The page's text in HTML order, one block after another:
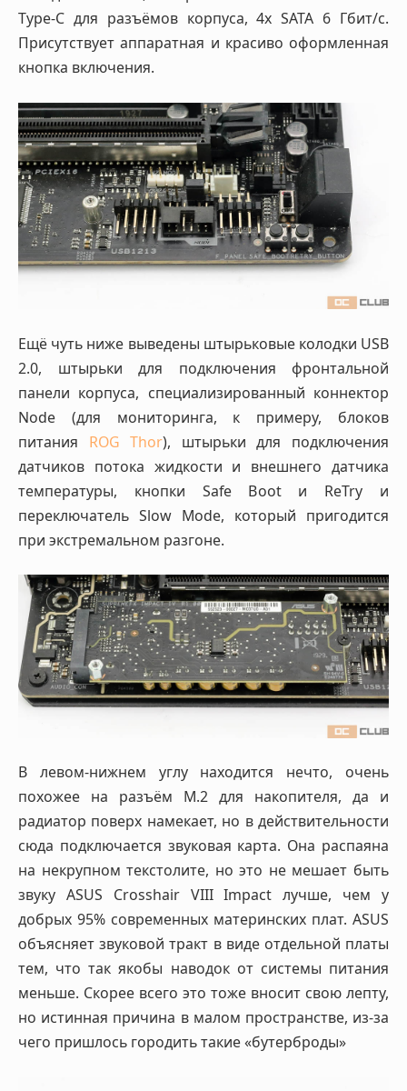
Type-C для разъёмов корпуса, 4х SATA 6 Гбит/с.
Присутствует аппаратная и красиво оформленная
кнопка включения.
Ещё чуть ниже выведены штырьковые колодки USB
2.0, штырьки для подключения фронтальной
панели корпуса, специализированный коннектор
Node (для мониторинга, к примеру, блоков
питания ROG Thor), штырьки для подключения
датчиков потока жидкости и внешнего датчика
температуры, кнопки Safe Boot и ReTry и
переключатель Slow Mode, который пригодится
при экстремальном разгоне.
В левом-нижнем углу находится нечто, очень
похожее на разъём M.2 для накопителя, да и
радиатор поверх намекает, но в действительности
сюда подключается звуковая карта. Она распаяна
на некрупном текстолите, но это не мешает быть
звуку ASUS Crosshair VIII Impact лучше, чем у
добрых 95% современных материнских плат. ASUS
объясняет звуковой тракт в виде отдельной платы
тем, что так якобы наводок от системы питания
меньше. Скорее всего это тоже вносит свою лепту,
но истинная причина в малом пространстве, из-за
чего пришлось городить такие «бутерброды»